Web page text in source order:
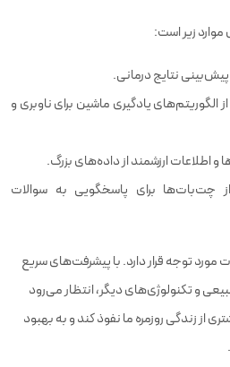
زیر است:
نتایج درمانی.
الگوریتم‌های یادگیری ماشین برای ناوبری و
و اطلاعات ارزشمند از داده‌های بزرگ.
چت‌بات‌ها برای پاسخگویی به سوالات
مورد توجه قرار دارد. با پیشرفت‌های سریع
و تکنولوژی‌های دیگر، انتظار می‌رود
زندگی روزمره ما نفوذ کند و به بهبود